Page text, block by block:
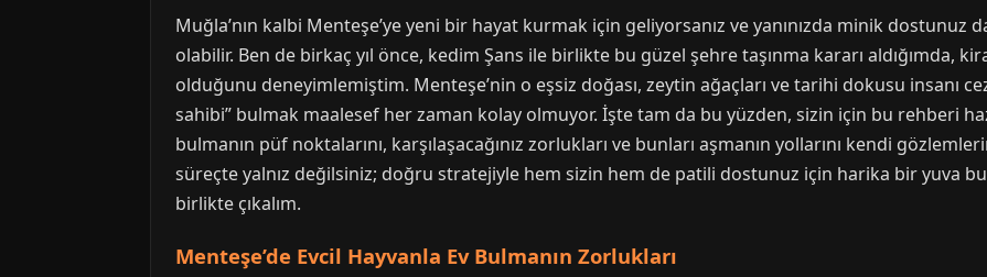
Muğla’nın kalbi Menteşe’ye yeni bir hayat kurmak için geliyorsanız ve yanınızda minik dostunuz
olabilir. Ben de birkaç yıl önce, kedim Şans ile birlikte bu güzel şehre taşınma kararı aldığımda,
olduğunu deneyimlemiştim. Menteşe’nin o eşsiz doğası, zeytin ağaçları ve tarihi dokusu insanı
sahibi” bulmak maalesef her zaman kolay olmuyor. İşte tam da bu yüzden, sizin için bu rehberi
bulmanın püf noktalarını, karşılaşacağınız zorlukları ve bunları aşmanın yollarını kendi
süreçte yalnız değilsiniz; doğru stratejiyle hem sizin hem de patili dostunuz için harika bir yuva
birlikte çıkalım.
Menteşe’de Evcil Hayvanla Ev Bulmanın Zorlukları